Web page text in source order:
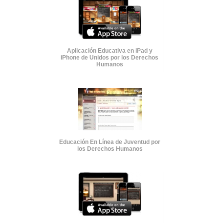
Aplicación Educativa en iPad y
iPhone de Unidos por los Derechos
Humanos
Educación En Línea de Juventud por
los Derechos Humanos